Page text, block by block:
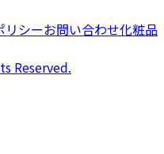
リシーお問い合わせ化粧品
Reserved.